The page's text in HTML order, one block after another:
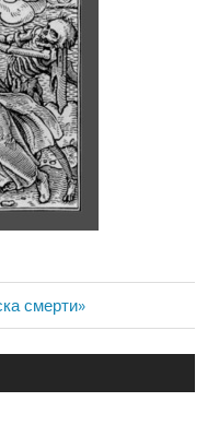
смерти»